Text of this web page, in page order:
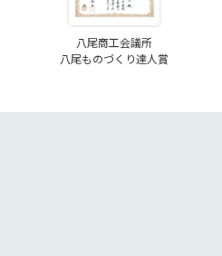
八尾商工会議所
八尾ものづくり達人賞